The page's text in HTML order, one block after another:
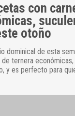
con
otoño
dominical de esta
ternera
y es perfecto para